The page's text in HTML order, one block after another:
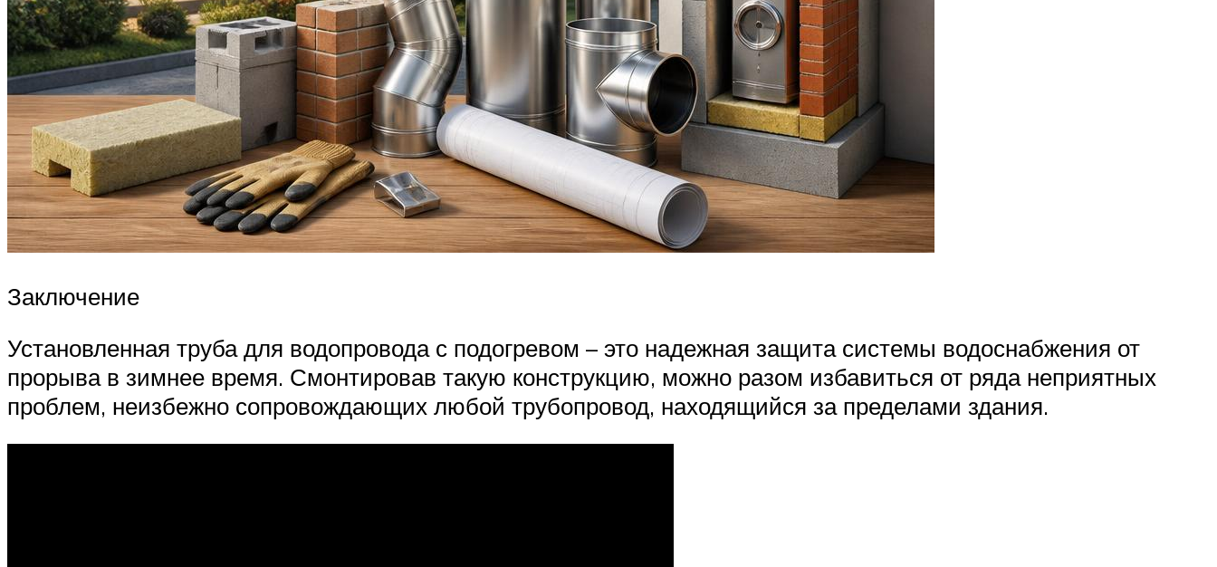
Заключение
Установленная труба для водопровода с подогревом – это надежная защита системы водоснабжения от
прорыва в зимнее время. Смонтировав такую конструкцию, можно разом избавиться от ряда неприятных
проблем, неизбежно сопровождающих любой трубопровод, находящийся за пределами здания.